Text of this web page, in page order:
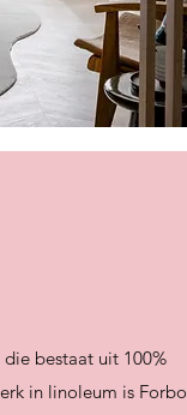
bestaat uit 100%
in linoleum is Forbo